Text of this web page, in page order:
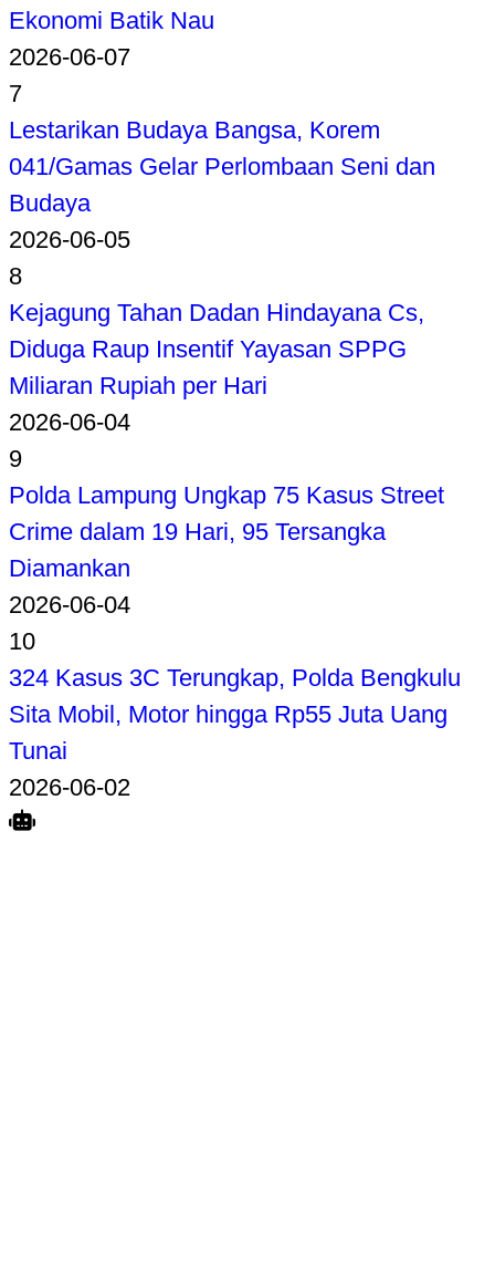
Ekonomi Batik Nau
2026-06-07
7
Lestarikan Budaya Bangsa, Korem
041/Gamas Gelar Perlombaan Seni dan
Budaya
2026-06-05
8
Kejagung Tahan Dadan Hindayana Cs,
Diduga Raup Insentif Yayasan SPPG
Miliaran Rupiah per Hari
2026-06-04
9
Polda Lampung Ungkap 75 Kasus Street
Crime dalam 19 Hari, 95 Tersangka
Diamankan
2026-06-04
10
324 Kasus 3C Terungkap, Polda Bengkulu
Sita Mobil, Motor hingga Rp55 Juta Uang
Tunai
2026-06-02